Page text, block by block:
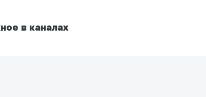
в каналах